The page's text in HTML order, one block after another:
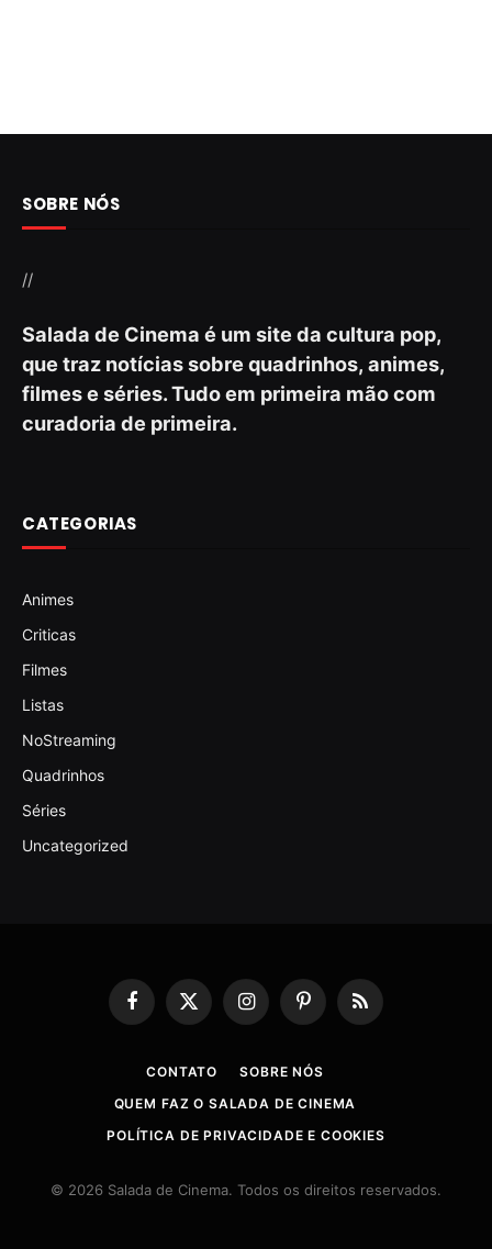
SOBRE NÓS
//
Salada de Cinema é um site da cultura pop,
que traz notícias sobre quadrinhos, animes,
filmes e séries. Tudo em primeira mão com
curadoria de primeira.
CATEGORIAS
Animes
Criticas
Filmes
Listas
NoStreaming
Quadrinhos
Séries
Uncategorized
Facebook
X
(Twitter)
InstagramPinterestRSS
CONTATO
SOBRE NÓS
QUEM FAZ O SALADA DE CINEMA
POLÍTICA DE PRIVACIDADE E COOKIES
© 2026 Salada de Cinema. Todos os direitos reservados.